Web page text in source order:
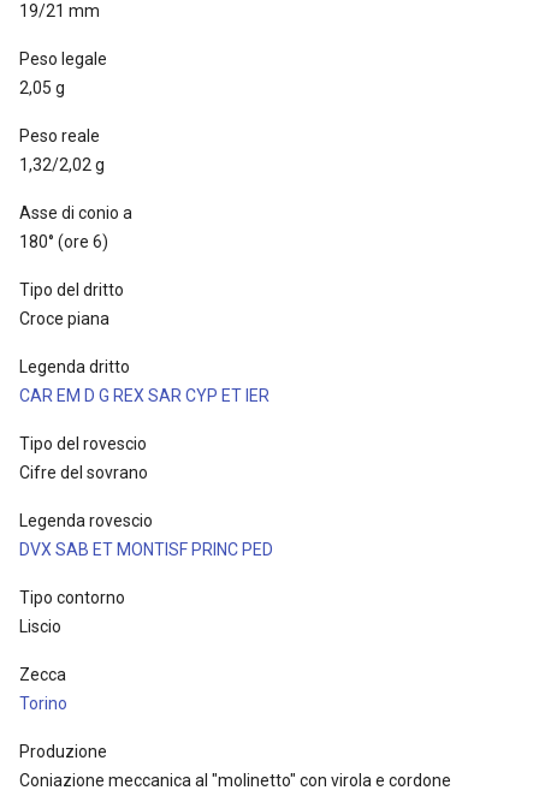
19/21 mm
Peso legale
2,05 g
Peso reale
1,32/2,02 g
Asse di conio a
180° (ore 6)
Tipo del dritto
Croce piana
Legenda dritto
CAR EM D G REX SAR CYP ET IER
Tipo del rovescio
Cifre del sovrano
Legenda rovescio
DVX SAB ET MONTISF PRINC PED
Tipo contorno
Liscio
Zecca
Torino
Produzione
Coniazione meccanica al "molinetto" con virola e cordone